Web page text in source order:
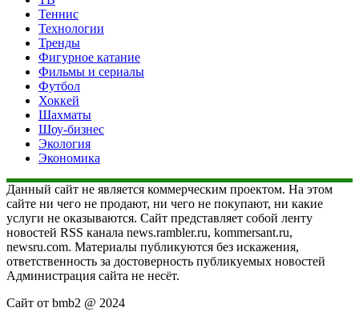
Теннис
Технологии
Тренды
Фигурное катание
Фильмы и сериалы
Футбол
Хоккей
Шахматы
Шоу-бизнес
Экология
Экономика
Данный сайт не является коммерческим проектом. На этом
сайте ни чего не продают, ни чего не покупают, ни какие
услуги не оказываются. Сайт представляет собой ленту
новостей RSS канала news.rambler.ru, kommersant.ru,
newsru.com. Материалы публикуются без искажения,
ответственность за достоверность публикуемых новостей
Администрация сайта не несёт.
Сайт от bmb2 @ 2024